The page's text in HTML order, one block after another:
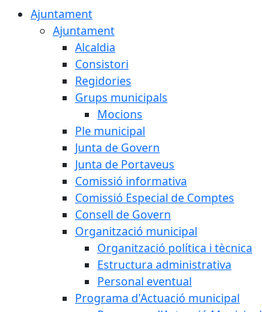
Ajuntament
Ajuntament
Alcaldia
Consistori
Regidories
Grups municipals
Mocions
Ple municipal
Junta de Govern
Junta de Portaveus
Comissió informativa
Comissió Especial de Comptes
Consell de Govern
Organització municipal
Organització política i tècnica
Estructura administrativa
Personal eventual
Programa d'Actuació municipal